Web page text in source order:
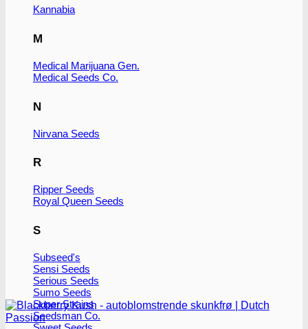
Kannabia
M
Medical Marijuana Gen.
Medical Seeds Co.
N
Nirvana Seeds
R
Ripper Seeds
Royal Queen Seeds
S
Subseed's
Sensi Seeds
Serious Seeds
Sumo Seeds
Super Strains
Seedsman Co.
varianter.
vælges
varesiden